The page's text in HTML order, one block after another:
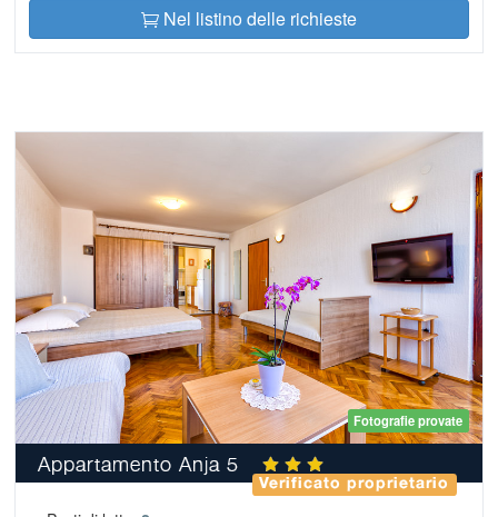
Nel listino delle richieste
Fotografie provate
Appartamento Anja 5
Verificato proprietario